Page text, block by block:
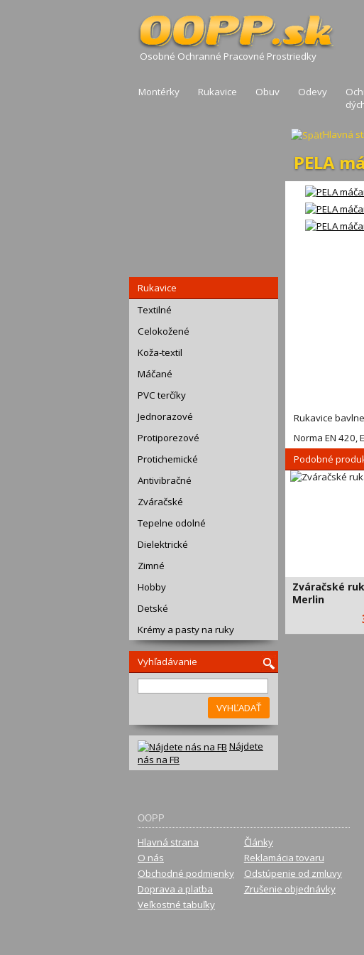
Osobné Ochranné Pracovné Prostriedky
Montérky Rukavice Obuv Odevy
Rukavice
Textilné
Celokožené
Koža-textil
Máčané
PVC terčíky
Jednorazové
Protiporezové
Protichemické
Antivibračné
Zváračské
Tepelne odolné
Dielektrické
Zimné
Hobby
Detské
Krémy a pasty na ruky
Vyhľadávanie
VYHĽADAŤ
Nájdete
nás na FB
Hlavná
PELA
Rukavice
Norma EN 420,
Podobné
Zváračské
Merlin
OOPP
Hlavná strana
O nás
Obchodné podmienky
Doprava a platba
Veľkostné tabuľky
Články
Reklamácia tovaru
Odstúpenie od zmluvy
Zrušenie objednávky